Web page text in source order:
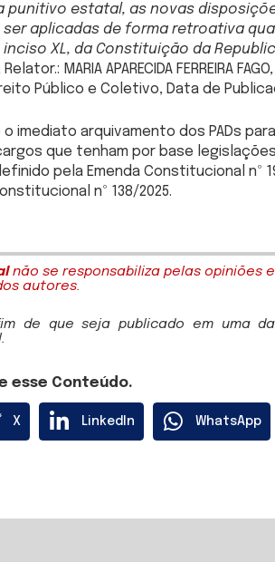
punitivo estatal, as novas
aplicadas de forma retroativa
XL, da Constituição da
MARIA APARECIDA FERREIRA
Público e Coletivo, Data de
imediato arquivamento dos PADs
que tenham por base
pela Emenda Constitucional nº
nº 138/2025.
não se responsabiliza pelas opiniões
autores.
de que seja publicado em uma
esse Conteúdo.
X LinkedIn WhatsApp